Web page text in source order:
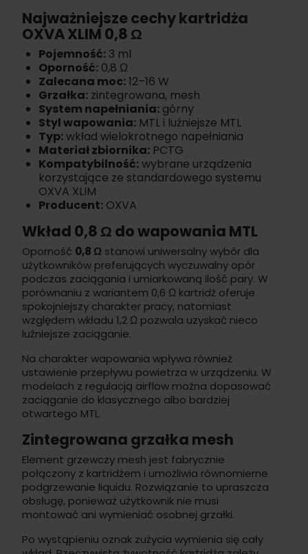
Najważniejsze cechy kartridża
OXVA XLIM 0,8 Ω
Pojemność: 3 ml
Oporność: 0,8 Ω
Zalecana moc:12–16 W
Grzałka: zintegrowana, mesh
System napełniania: górny
Styl wapowania: MTL i luźniejsze MTL
Typ:wkład wielokrotnego napełniania
Materiał zbiornika: PCTG
Kompatybilność:wybrane urządzenia
korzystające ze standardowego systemu
OXVA XLIM
Producent: OXVA
Wkład 0,8 Ω do wapowania MTL
Oporność 0,8 Ω stanowi uniwersalny wybór dla
użytkowników preferujących wyczuwalny opór
podczas zaciągania i umiarkowaną ilość pary. W
porównaniu z wariantem 0,6 Ω kartridż oferuje
spokojniejszy charakter pracy, natomiast
względem wkładu 1,2 Ω pozwala uzyskać nieco
luźniejsze zaciąganie.
Na charakter wapowania wpływa również
ustawienie przepływu powietrza w urządzeniu. W
modelach z regulacją airflow można dopasować
zaciąganie do klasycznego albo bardziej
otwartego MTL.
Zintegrowana grzałka mesh
Element grzewczy mesh jest fabrycznie
połączony z kartridżem i umożliwia równomierne
podgrzewanie liquidu. Rozwiązanie to upraszcza
obsługę, ponieważ użytkownik nie musi
montować ani wymieniać osobnej grzałki.
Po wystąpieniu oznak zużycia wymienia się cały